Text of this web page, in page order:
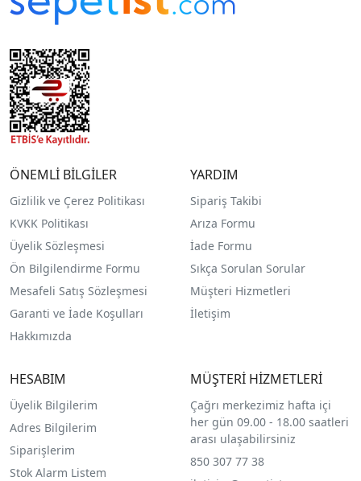
ÖNEMLİ BİLGİLER
Gizlilik ve Çerez Politikası
KVKK Politikası
Üyelik Sözleşmesi
Ön Bilgilendirme Formu
Mesafeli Satış Sözleşmesi
Garanti ve İade Koşulları
Hakkımızda
YARDIM
Sipariş Takibi
Arıza Formu
İade Formu
Sıkça Sorulan Sorular
Müşteri Hizmetleri
İletişim
HESABIM
Üyelik Bilgilerim
Adres Bilgilerim
Siparişlerim
Stok Alarm Listem
MÜŞTERİ HİZMETLERİ
Çağrı merkezimiz hafta içi
her gün 09.00 - 18.00 saatleri
arası ulaşabilirsiniz
850 307 77 38